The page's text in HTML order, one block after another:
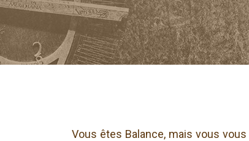
Vous êtes Balance, mais vous